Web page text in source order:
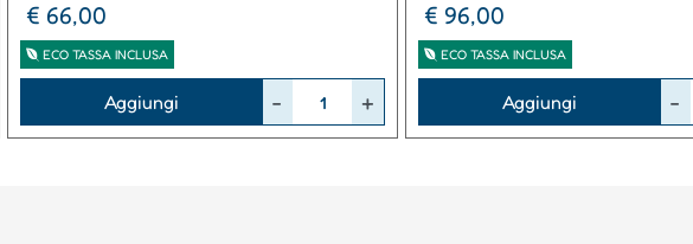
€ 66,00
ECO TASSA INCLUSA
Aggiungi
€ 96,00
ECO TASSA INCLUSA
Aggiungi